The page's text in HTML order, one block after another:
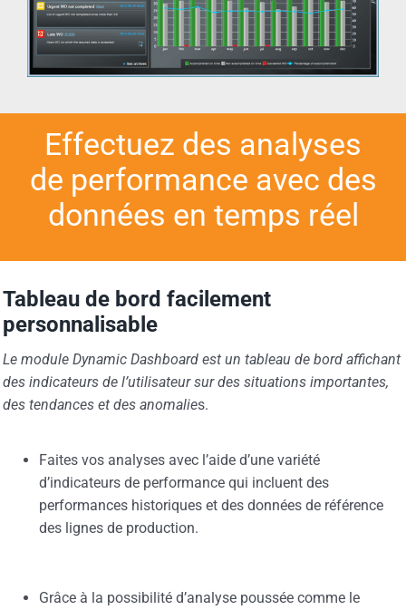
Effectuez des analyses
de performance avec des
données en temps réel
Tableau de bord facilement
personnalisable
Le module Dynamic Dashboard est un tableau de bord affichant
des indicateurs de l’utilisateur sur des situations importantes,
des tendances et des anomalies.
Faites vos analyses avec l’aide d’une variété
d’indicateurs de performance qui incluent des
performances historiques et des données de référence
des lignes de production.
Grâce à la possibilité d’analyse poussée comme le